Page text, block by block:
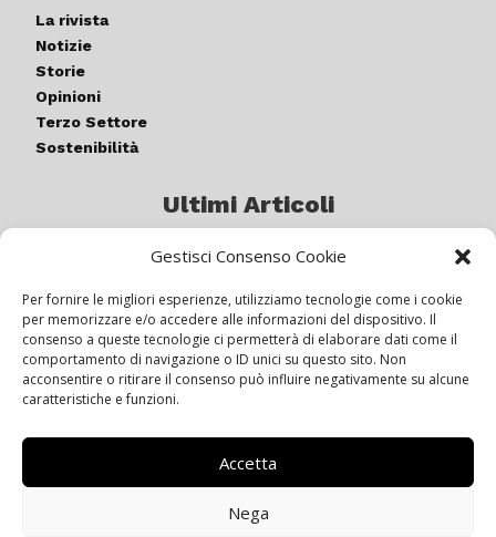
Gestisci Consenso Cookie
Per fornire le migliori esperienze, utilizziamo tecnologie come i cookie
per memorizzare e/o accedere alle informazioni del dispositivo. Il
consenso a queste tecnologie ci permetterà di elaborare dati come il
comportamento di navigazione o ID unici su questo sito. Non
acconsentire o ritirare il consenso può influire negativamente su alcune
caratteristiche e funzioni.
Accetta
Nega
La rivista
Notizie
Storie
Opinioni
Terzo Settore
Sostenibilità
Ultimi Articoli
Germogli di luce: al via la quinta
IL BEER GARDEN CON IL GIALLONE
Siamo pronti a navigare “contro